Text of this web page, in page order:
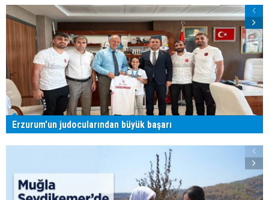
Erzurum'un judocularından büyük başarı